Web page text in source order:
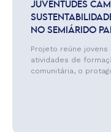
JUVENTUDES
NO SEMIÁRIDO
Projeto reúne
atividades de
comunitária, o